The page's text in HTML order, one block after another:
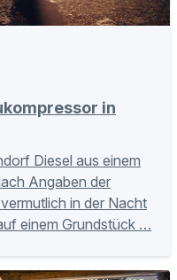
in
Diesel aus einem
Angaben der
in der Nacht
einem Grundstück …